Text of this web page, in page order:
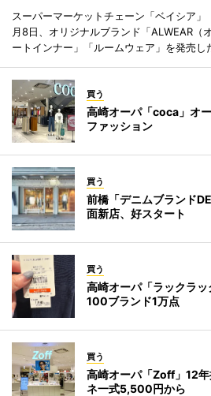
スーパーマーケットチェーン「ベイシア
月8日、オリジナルブランド「ALWEAR（
ートインナー」「ルームウェア」を発売し
買う
高崎オーパ「coca」オ
ファッション
買う
前橋「デニムブランド
面新店、好スタート
買う
高崎オーパ「ラックラ
100ブランド1万点
買う
高崎オーパ「Zoff」12
ネ一式5,500円から